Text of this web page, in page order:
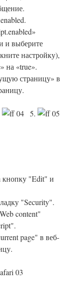
и выберите
настройку),
на «true».
страницу» в
5.
кнопку "Edit" и
"Security".
content"
page" в веб-